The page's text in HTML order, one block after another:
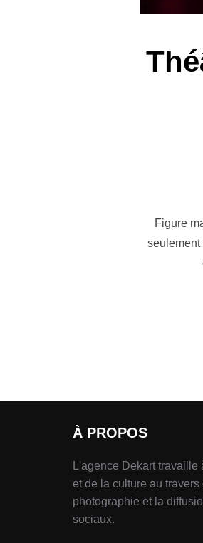
Figure
seulement
À PROPOS
L'agence Dekart travaille
et de la culture au
photographie et la
sociaux.